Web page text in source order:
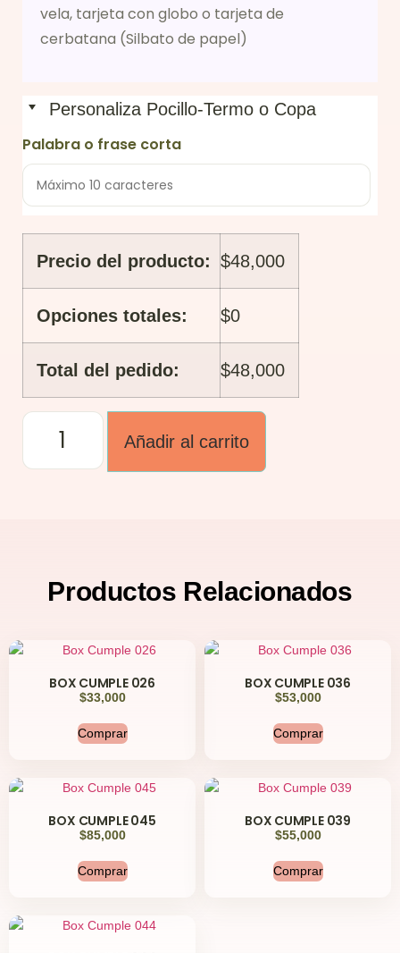
vela, tarjeta con globo o tarjeta de
cerbatana (Silbato de papel)
Personaliza Pocillo-Termo o Copa
Palabra o frase corta
Precio del producto: $48,000
Opciones totales: $0
Total del pedido: $48,000
Añadir al carrito
Productos Relacionados
BOX CUMPLE 026
$33,000
Comprar
BOX CUMPLE 036
$53,000
Comprar
BOX CUMPLE 045
$85,000
Comprar
BOX CUMPLE 039
$55,000
Comprar